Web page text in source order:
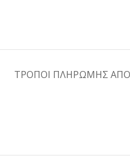
ΤΡΟΠΟΙ ΠΛΗΡΩΜΗΣ